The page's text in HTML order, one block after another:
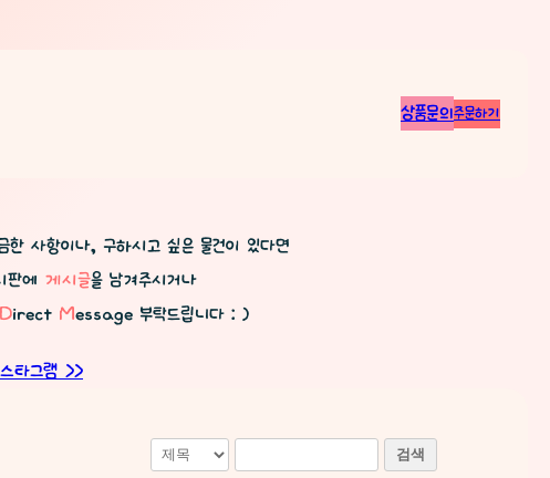
상품문의주문하기
한 사항이나, 구하시고 싶은 물건이 있다면
판에 게시글을 남겨주시거나
Direct Message 부탁드립니다 : )
타그램 >>
검색